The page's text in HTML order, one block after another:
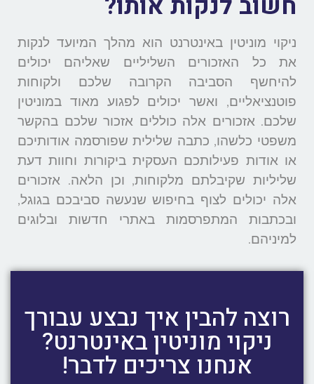
ניקוי מוניטין באינטרנט הוא מהלך המיועד לנקות
את כל האזכורים השליליים שאליהם יכולים
להיחשף הסביבה הקרובה שלכם ולקוחות
פוטנציאליים, ואשר יכולים לפגוע מאוד במוניטין
שלכם. אזכורים אלה כוללים אזכור שלכם בהקשר
משפטי כלשהו, כתבה שלילית שפורסמה אודותיכם
או אודות פעילותכם העסקית ביקורות וחוות דעת
שליליות שקיבלתם מלקוחות, וכן הלאה. אזכורים
אלה יכולים לצוף בחיפוש שנעשה סביבכם בגוגל,
ובכתבות המתפרסמות באתרי חדשות ובלוגים
למיניהם.
רוצה להבין איך נבצע עבורך
ניקוי מוניטין באינטרנט?
אנחנו צריכים לדבר!